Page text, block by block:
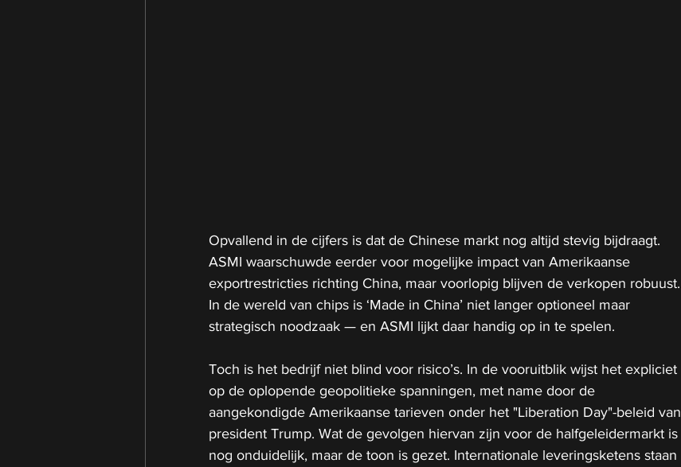
Opvallend in de cijfers is dat de Chinese markt nog altijd stevig bijdraagt.
ASMI waarschuwde eerder voor mogelijke impact van Amerikaanse
exportrestricties richting China, maar voorlopig blijven de verkopen robuust.
In de wereld van chips is ‘Made in China’ niet langer optioneel maar
strategisch noodzaak — en ASMI lijkt daar handig op in te spelen.
Toch is het bedrijf niet blind voor risico’s. In de vooruitblik wijst het expliciet
op de oplopende geopolitieke spanningen, met name door de
aangekondigde Amerikaanse tarieven onder het "Liberation Day"-beleid van
president Trump. Wat de gevolgen hiervan zijn voor de halfgeleidermarkt is
nog onduidelijk, maar de toon is gezet. Internationale leveringsketens staan